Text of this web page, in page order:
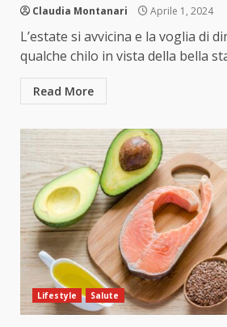
Claudia Montanari Aprile 1, 2024
L’estate si avvicina e la voglia di
qualche chilo in vista della bella
Read More
Lifestyle Salute